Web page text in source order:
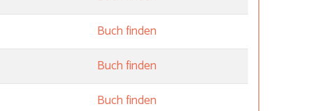
Buch finden
Buch finden
Buch finden